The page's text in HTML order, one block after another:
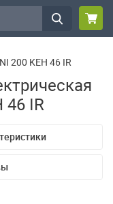
200 KEH 46 IR
46 IR